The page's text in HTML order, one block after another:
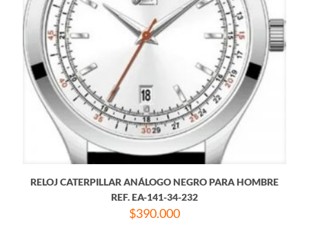
RELOJ CATERPILLAR ANÁLOGO NEGRO PARA HOMBRE
REF. EA-141-34-232
$390.000